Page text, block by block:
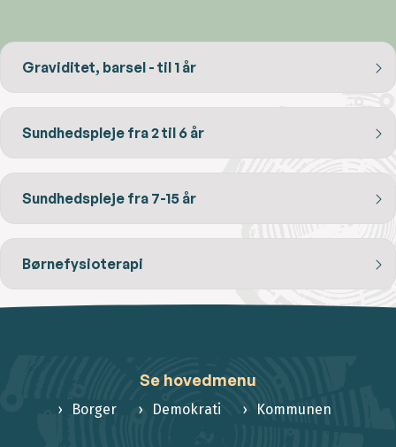
Graviditet, barsel - til 1 år
Sundhedspleje fra 2 til 6 år
Sundhedspleje fra 7-15 år
Børnefysioterapi
Se hovedmenu
Borger Demokrati Kommunen